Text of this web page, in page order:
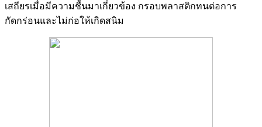
เสถียรเมื่อมีความชื้นมาเกี่ยวข้อง กรอบพลาสติกทนต่อการ
กัดกร่อนและไม่ก่อให้เกิดสนิม